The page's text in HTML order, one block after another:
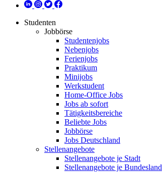
Studenten
Jobbörse
Studentenjobs
Nebenjobs
Ferienjobs
Praktikum
Minijobs
Werkstudent
Home-Office Jobs
Jobs ab sofort
Tätigkeitsbereiche
Beliebte Jobs
Jobbörse
Jobs Deutschland
Stellenangebote
Stellenangebote je Stadt
Stellenangebote je Bundesland